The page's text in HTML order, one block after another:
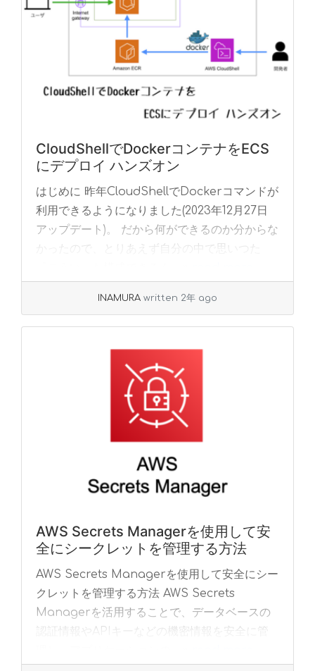
CloudShellでDockerコンテナをECS
にデプロイ ハンズオン
はじめに 昨年CloudShellでDockerコマンドが
利用できるようになりました(2023年12月27日
アップデート)。 だから何ができるのか分からな
かったので、とりあえず自分の中で思いつた
INAMURA written 2年 ago
AWS Secrets Managerを使用して安
全にシークレットを管理する方法
AWS Secrets Managerを使用して安全にシー
クレットを管理する方法 AWS Secrets
Managerを活用することで、データベースの
認証情報やAPIキーなどの機密情報を安全に管